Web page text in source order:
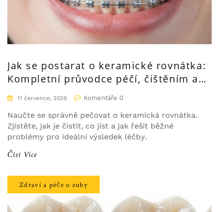
Jak se postarat o keramické rovnátka:
Kompletní průvodce péčí, čištěním a
stravou
11 července, 2026 Komentáře 0
Naučte se správně pečovat o keramická rovnátka.
Zjistěte, jak je čistit, co jíst a jak řešit běžné
problémy pro ideální výsledek léčby.
Číst Více
Zdraví a péče o zuby